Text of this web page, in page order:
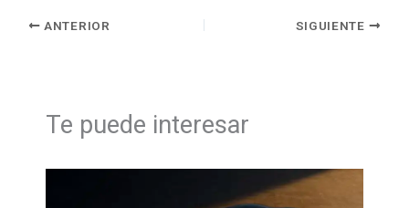
ANTERIOR SIGUIENTE
Te puede interesar